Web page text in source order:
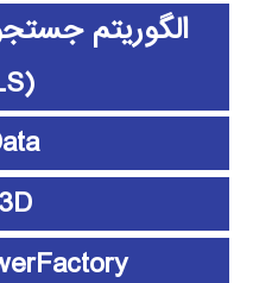
الگوریتم
(GELS)